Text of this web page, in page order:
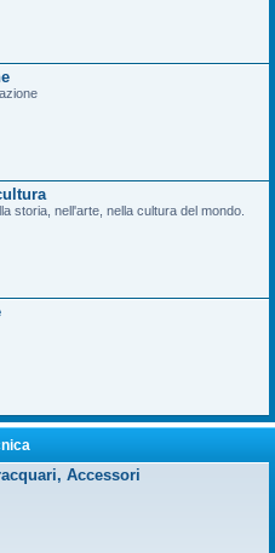
storia, nell'arte, nella cultura del mondo.
Accessori